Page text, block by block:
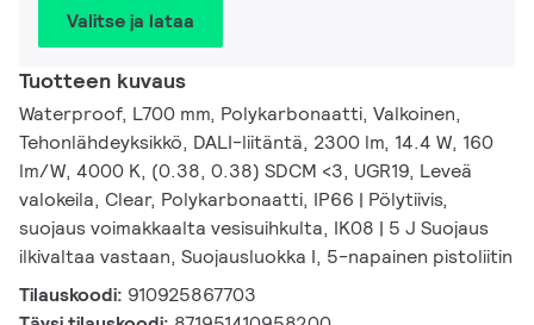
Valitse ja lataa
Tuotteen kuvaus
Waterproof, L700 mm, Polykarbonaatti, Valkoinen,
Tehonlähdeyksikkö, DALI-liitäntä, 2300 lm, 14.4 W, 160
lm/W, 4000 K, (0.38, 0.38) SDCM <3, UGR19, Leveä
valokeila, Clear, Polykarbonaatti, IP66 | Pölytiivis,
suojaus voimakkaalta vesisuihkulta, IK08 | 5 J Suojaus
ilkivaltaa vastaan, Suojausluokka I, 5-napainen pistoliitin
Tilauskoodi: 910925867703